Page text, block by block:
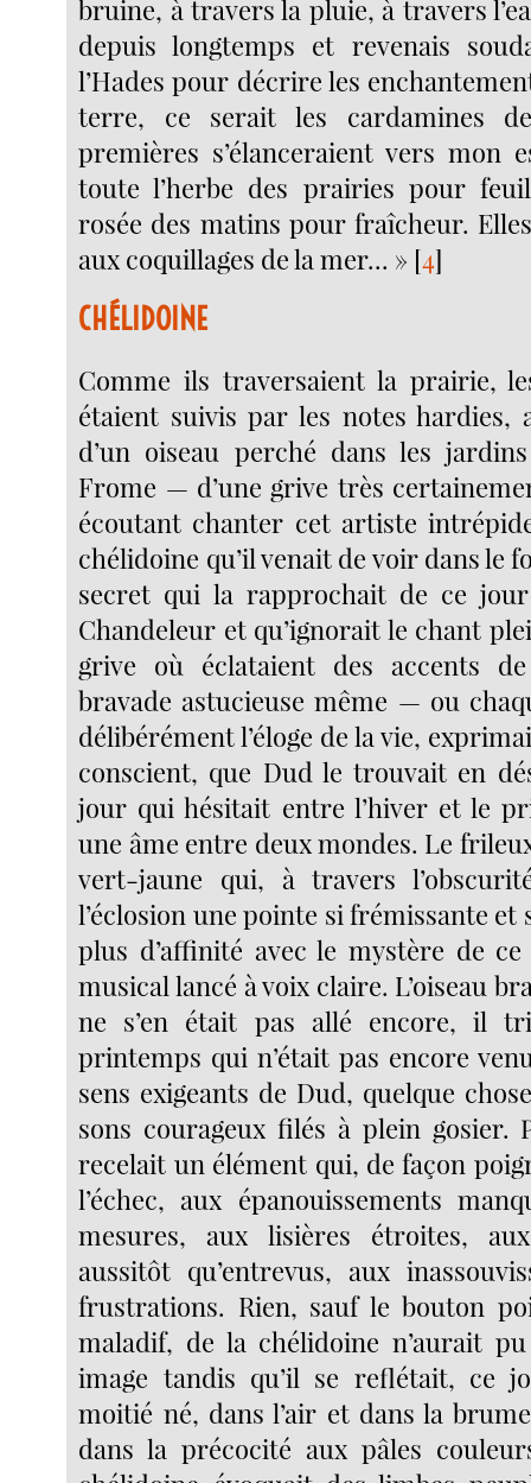
bruine, à travers la pluie, à travers
depuis longtemps et revenais
l’Hades pour décrire les
terre, ce serait les cardamines
premières s’élanceraient vers mon
toute l’herbe des prairies pour
rosée des matins pour fraîcheur.
aux coquillages de la mer... » [4]
CHÉLIDOINE
Comme ils traversaient la prairie,
étaient suivis par les notes hardies,
d’un oiseau perché dans les
Frome — d’une grive très
écoutant chanter cet artiste
chélidoine qu’il venait de voir dans le
secret qui la rapprochait de ce
Chandeleur et qu’ignorait le chant
grive où éclataient des accents
bravade astucieuse même — ou
délibérément l’éloge de la vie,
conscient, que Dud le trouvait en
jour qui hésitait entre l’hiver et le
une âme entre deux mondes. Le
vert-jaune qui, à travers
l’éclosion une pointe si frémissante et
plus d’affinité avec le mystère de
musical lancé à voix claire. L’oiseau
ne s’en était pas allé encore, il
printemps qui n’était pas encore
sens exigeants de Dud, quelque
sons courageux filés à plein gosier.
recelait un élément qui, de façon
l’échec, aux épanouissements
mesures, aux lisières étroites,
aussitôt qu’entrevus, aux
frustrations. Rien, sauf le bouton
maladif, de la chélidoine n’aurait
image tandis qu’il se reflétait, ce
moitié né, dans l’air et dans la
dans la précocité aux pâles